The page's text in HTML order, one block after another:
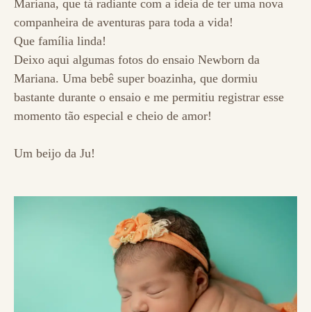
Mariana, que tá radiante com a ideia de ter uma nova
companheira de aventuras para toda a vida!
Que família linda!
Deixo aqui algumas fotos do ensaio Newborn da
Mariana. Uma bebê super boazinha, que dormiu
bastante durante o ensaio e me permitiu registrar esse
momento tão especial e cheio de amor!
Um beijo da Ju!